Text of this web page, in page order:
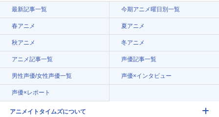
最新記事一覧 今期アニメ曜日別一覧
春アニメ 夏アニメ
秋アニメ 冬アニメ
アニメ記事一覧 声優記事一覧
男性声優/女性声優一覧 声優×インタビュー
声優×レポート
アニメイトタイムズについて